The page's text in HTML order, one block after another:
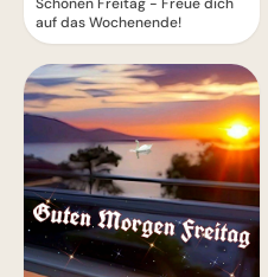
Schönen Freitag - Freue dich
auf das Wochenende!